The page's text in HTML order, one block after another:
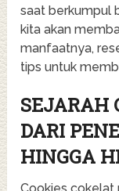
saat berkumpul
kita akan
manfaatnya,
tips untuk
SEJARAH
DARI
HINGGA